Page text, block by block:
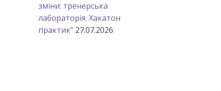
зміни: тренерська
лабораторія. Хакатон
практик” 27.07.2026